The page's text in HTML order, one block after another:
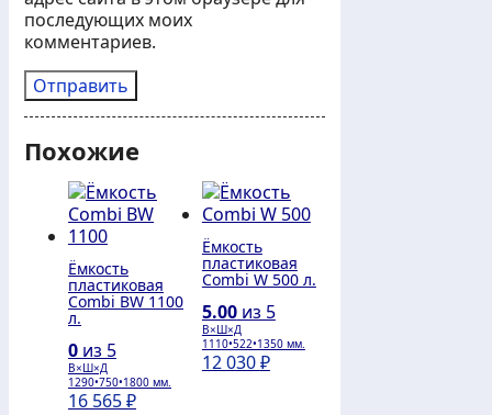
последующих моих
комментариев.
Похожие
Ёмкость
пластиковая
Combi BW 1100
л.
0 из 5
В×Ш×Д
1290•750•1800 мм.
16 565₽
Ёмкость
пластиковая
Combi W 500 л.
5.00из 5
В×Ш×Д
1110•522•1350 мм.
12 030₽